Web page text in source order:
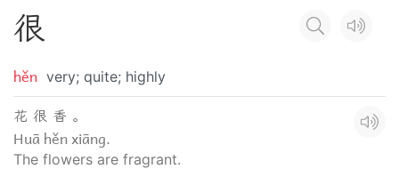
很
hěn very; quite; highly
花 很 香 。
Huā hěn xiāng.
The flowers are fragrant.